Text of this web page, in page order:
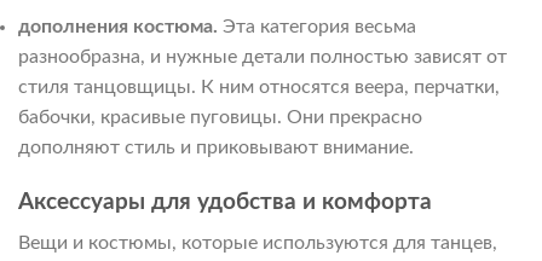
дополнения костюма. Эта категория весьма
разнообразна, и нужные детали полностью зависят от
стиля танцовщицы. К ним относятся веера, перчатки,
бабочки, красивые пуговицы. Они прекрасно
дополняют стиль и приковывают внимание.
Аксессуары для удобства и комфорта
Вещи и костюмы, которые используются для танцев,